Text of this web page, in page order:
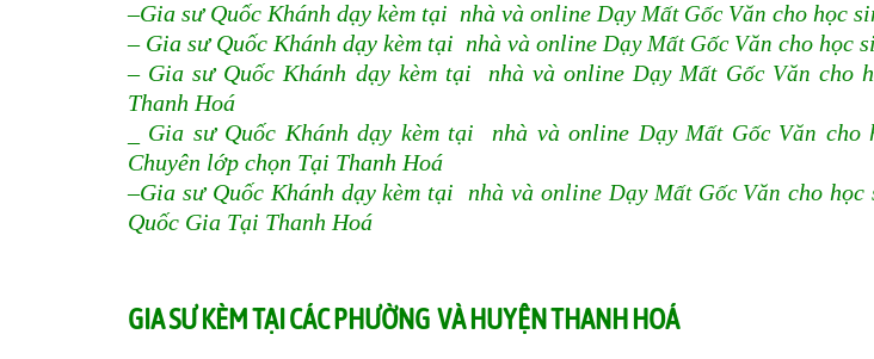
–Gia sư Quốc Khánh dạy kèm tại nhà và online Dạy Mất Gốc Văn cho học
– Gia sư Quốc Khánh dạy kèm tại nhà và online Dạy Mất Gốc Văn cho học
– Gia sư Quốc Khánh dạy kèm tại nhà và online Dạy Mất Gốc Văn cho
Thanh Hoá
_ Gia sư Quốc Khánh dạy kèm tại nhà và online Dạy Mất Gốc Văn cho
Chuyên lớp chọn Tại Thanh Hoá
–Gia sư Quốc Khánh dạy kèm tại nhà và online Dạy Mất Gốc Văncho
Quốc Gia Tại Thanh Hoá
GIA SƯ KÈM TẠI CÁC PHƯỜNG VÀ HUYỆN THANH HOÁ